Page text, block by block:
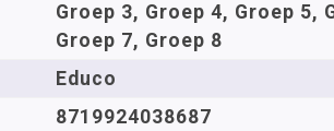
Groep 3, Groep 4, Groep 5,
Groep 7, Groep 8
Educo
8719924038687